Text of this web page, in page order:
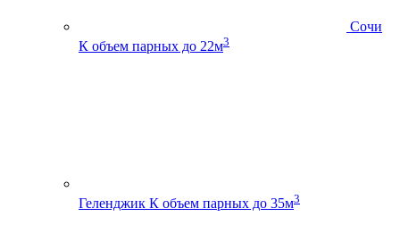
Сочи
К объем парных до 22м3
Геленджик К объем парных до 35м3